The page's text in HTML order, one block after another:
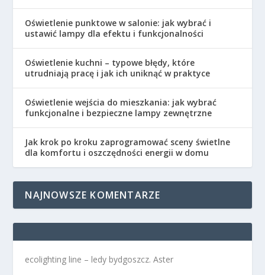
Oświetlenie punktowe w salonie: jak wybrać i
ustawić lampy dla efektu i funkcjonalności
Oświetlenie kuchni – typowe błędy, które
utrudniają pracę i jak ich uniknąć w praktyce
Oświetlenie wejścia do mieszkania: jak wybrać
funkcjonalne i bezpieczne lampy zewnętrzne
Jak krok po kroku zaprogramować sceny świetlne
dla komfortu i oszczędności energii w domu
NAJNOWSZE KOMENTARZE
ecolighting line – ledy bydgoszcz. Aster